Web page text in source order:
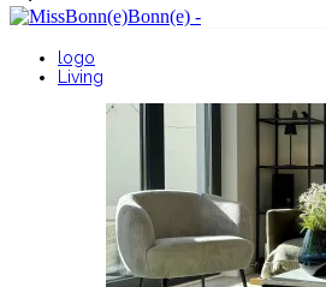
logo
Living